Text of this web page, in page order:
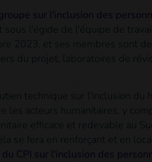
sur l'inclusion des
l'égide de l'équipe de
2023, et ses membres sont
du projet, laboratoires de
technique sur l'inclusion du
les acteurs humanitaires, y
efficace et redevable au
se fera en renforçant et en
CPI sur l'inclusion des